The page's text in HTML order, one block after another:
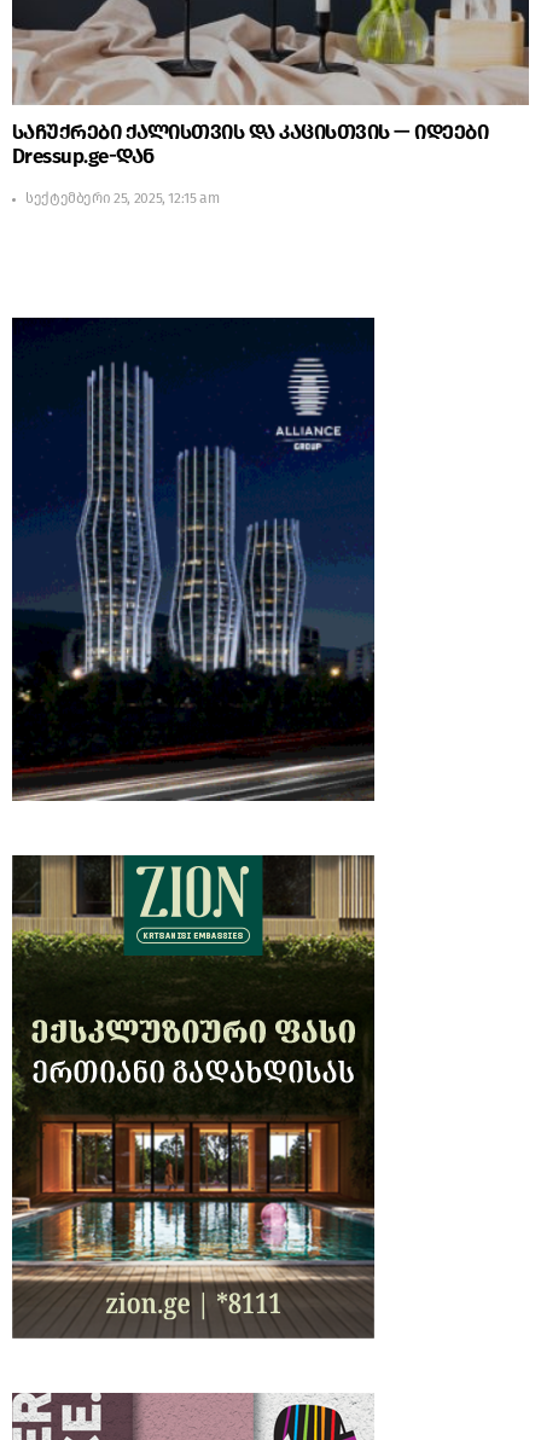
საჩუქრები ქალისთვის და კაცისთვის — იდეები
Dressup.ge-დან
სექტემბერი 25, 2025, 12:15 am